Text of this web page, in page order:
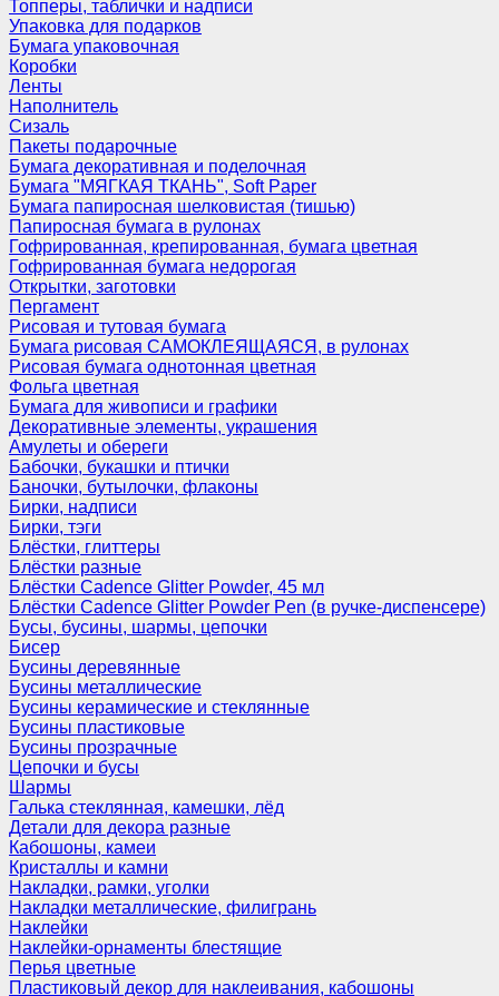
Топперы, таблички и надписи
Упаковка для подарков
Бумага упаковочная
Коробки
Ленты
Наполнитель
Сизаль
Пакеты подарочные
Бумага декоративная и поделочная
Бумага "МЯГКАЯ ТКАНЬ", Soft Paper
Бумага папиросная шелковистая (тишью)
Папиросная бумага в рулонах
Гофрированная, крепированная, бумага цветная
Гофрированная бумага недорогая
Открытки, заготовки
Пергамент
Рисовая и тутовая бумага
Бумага рисовая САМОКЛЕЯЩАЯСЯ, в рулонах
Рисовая бумага однотонная цветная
Фольга цветная
Бумага для живописи и графики
Декоративные элементы, украшения
Амулеты и обереги
Бабочки, букашки и птички
Баночки, бутылочки, флаконы
Бирки, надписи
Бирки, тэги
Блёстки, глиттеры
Блёстки разные
Блёстки Cadence Glitter Powder, 45 мл
Блёстки Cadence Glitter Powder Pen (в ручке-диспенсере)
Бусы, бусины, шармы, цепочки
Бисер
Бусины деревянные
Бусины металлические
Бусины керамические и стеклянные
Бусины пластиковые
Бусины прозрачные
Цепочки и бусы
Шармы
Галька стеклянная, камешки, лёд
Детали для декора разные
Кабошоны, камеи
Кристаллы и камни
Накладки, рамки, уголки
Накладки металлические, филигрань
Наклейки
Наклейки-орнаменты блестящие
Перья цветные
Пластиковый декор для наклеивания, кабошоны